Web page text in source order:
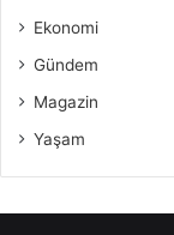
Ekonomi
Gündem
Magazin
Yaşam